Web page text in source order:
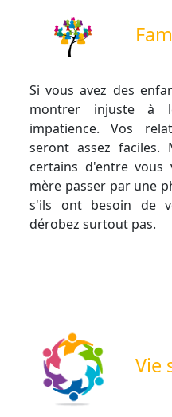
Si vous avez des
montrer injuste à
impatience. Vos
seront assez
certains d'entre
mère passer par une
s'ils ont besoin de
dérobez surtout pas.
Vie